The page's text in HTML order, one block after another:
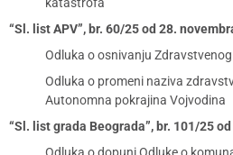
“Sl. list APV”, br. 60/25 od 28.
Odluka o osnivanju
Odluka o promeni naziva
Autonomna pokrajina Vojvodina
“Sl. list grada Beograda”, br. 101/25